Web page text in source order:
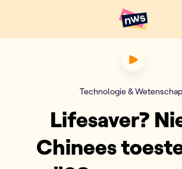
Lifesaver? Nieuw
Technologie & Wetenschap
Lifesaver?
Chinees